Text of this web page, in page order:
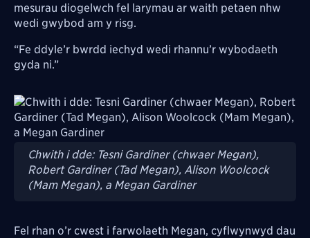
mesurau diogelwch fel larymau ar waith petaen nhw
wedi gwybod am y risg.
“Fe ddyle’r bwrdd iechyd wedi rhannu’r wybodaeth
gyda ni.”
Image
Chwith i dde: Tesni Gardiner (chwaer Megan),
Robert Gardiner (Tad Megan), Alison Woolcock
(Mam Megan), a Megan Gardiner
Fel rhan o’r cwest i farwolaeth Megan, cyflwynwyd dau